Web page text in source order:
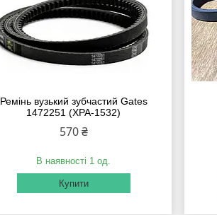
Ремінь вузький зубчастий Gates
1472251 (XPA-1532)
570 ₴
В наявності 1 од.
Купити